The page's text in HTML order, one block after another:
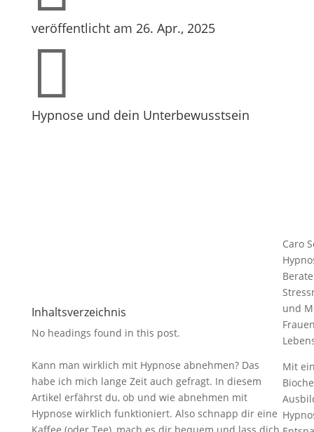
veröffentlicht am 26. Apr., 2025

Hypnose und dein Unterbewusstsein
Inhaltsverzeichnis
No headings found in this post.
Kann man wirklich mit Hypnose abnehmen? Das
habe ich mich lange Zeit auch gefragt. In diesem
Artikel erfährst du, ob und wie abnehmen mit
Hypnose wirklich funktioniert. Also schnapp dir eine
Caro
und
Mit